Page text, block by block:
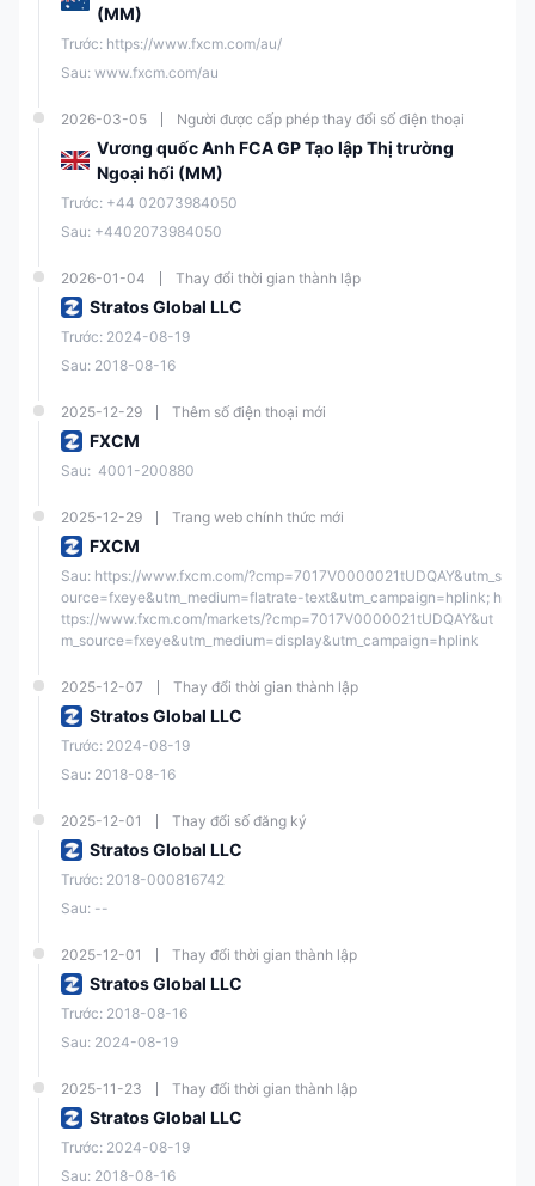
(MM)
Trước: https://www.fxcm.com/au/
Sau: www.fxcm.com/au
2026-03-05 Người được cấp phép thay đổi số điện thoại
Vương quốc Anh FCA GP Tạo lập Thị trường
Ngoại hối (MM)
Trước: +44 02073984050
Sau: +4402073984050
2026-01-04 Thay đổi thời gian thành lập
Stratos Global LLC
Trước: 2024-08-19
Sau: 2018-08-16
2025-12-29 Thêm số điện thoại mới
FXCM
Sau:  4001-200880
2025-12-29 Trang web chính thức mới
FXCM
Sau: https://www.fxcm.com/?cmp=7017V0000021tUDQAY&utm_s
ource=fxeye&utm_medium=flatrate-text&utm_campaign=hplink; h
ttps://www.fxcm.com/markets/?cmp=7017V0000021tUDQAY&ut
m_source=fxeye&utm_medium=display&utm_campaign=hplink
2025-12-07 Thay đổi thời gian thành lập
Stratos Global LLC
Trước: 2024-08-19
Sau: 2018-08-16
2025-12-01 Thay đổi số đăng ký
Stratos Global LLC
Trước: 2018-000816742
Sau: --
2025-12-01 Thay đổi thời gian thành lập
Stratos Global LLC
Trước: 2018-08-16
Sau: 2024-08-19
2025-11-23 Thay đổi thời gian thành lập
Stratos Global LLC
Trước: 2024-08-19
Sau: 2018-08-16